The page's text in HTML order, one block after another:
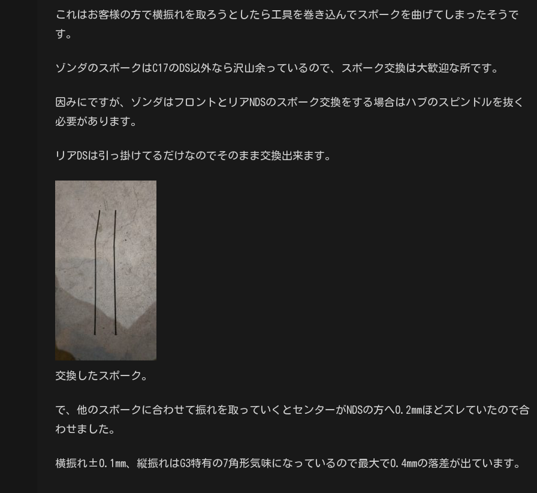
これはお客様の方で横振れを取ろうとしたら工具を巻き込んでスポークを曲げてしまったそうで
す。
ゾンダのスポークはC17のDS以外なら沢山余っているので、スポーク交換は大歓迎な所です。
因みにですが、ゾンダはフロントとリアNDSのスポーク交換をする場合はハブのスピンドルを抜く
必要があります。
リアDSは引っ掛けてるだけなのでそのまま交換出来ます。
交換したスポーク。
で、他のスポークに合わせて振れを取っていくとセンターがNDSの方へ0.2mmほどズレていたので合
わせました。
横振れ±0.1mm、縦振れはG3特有の7角形気味になっているので最大で0.4mmの落差が出ています。